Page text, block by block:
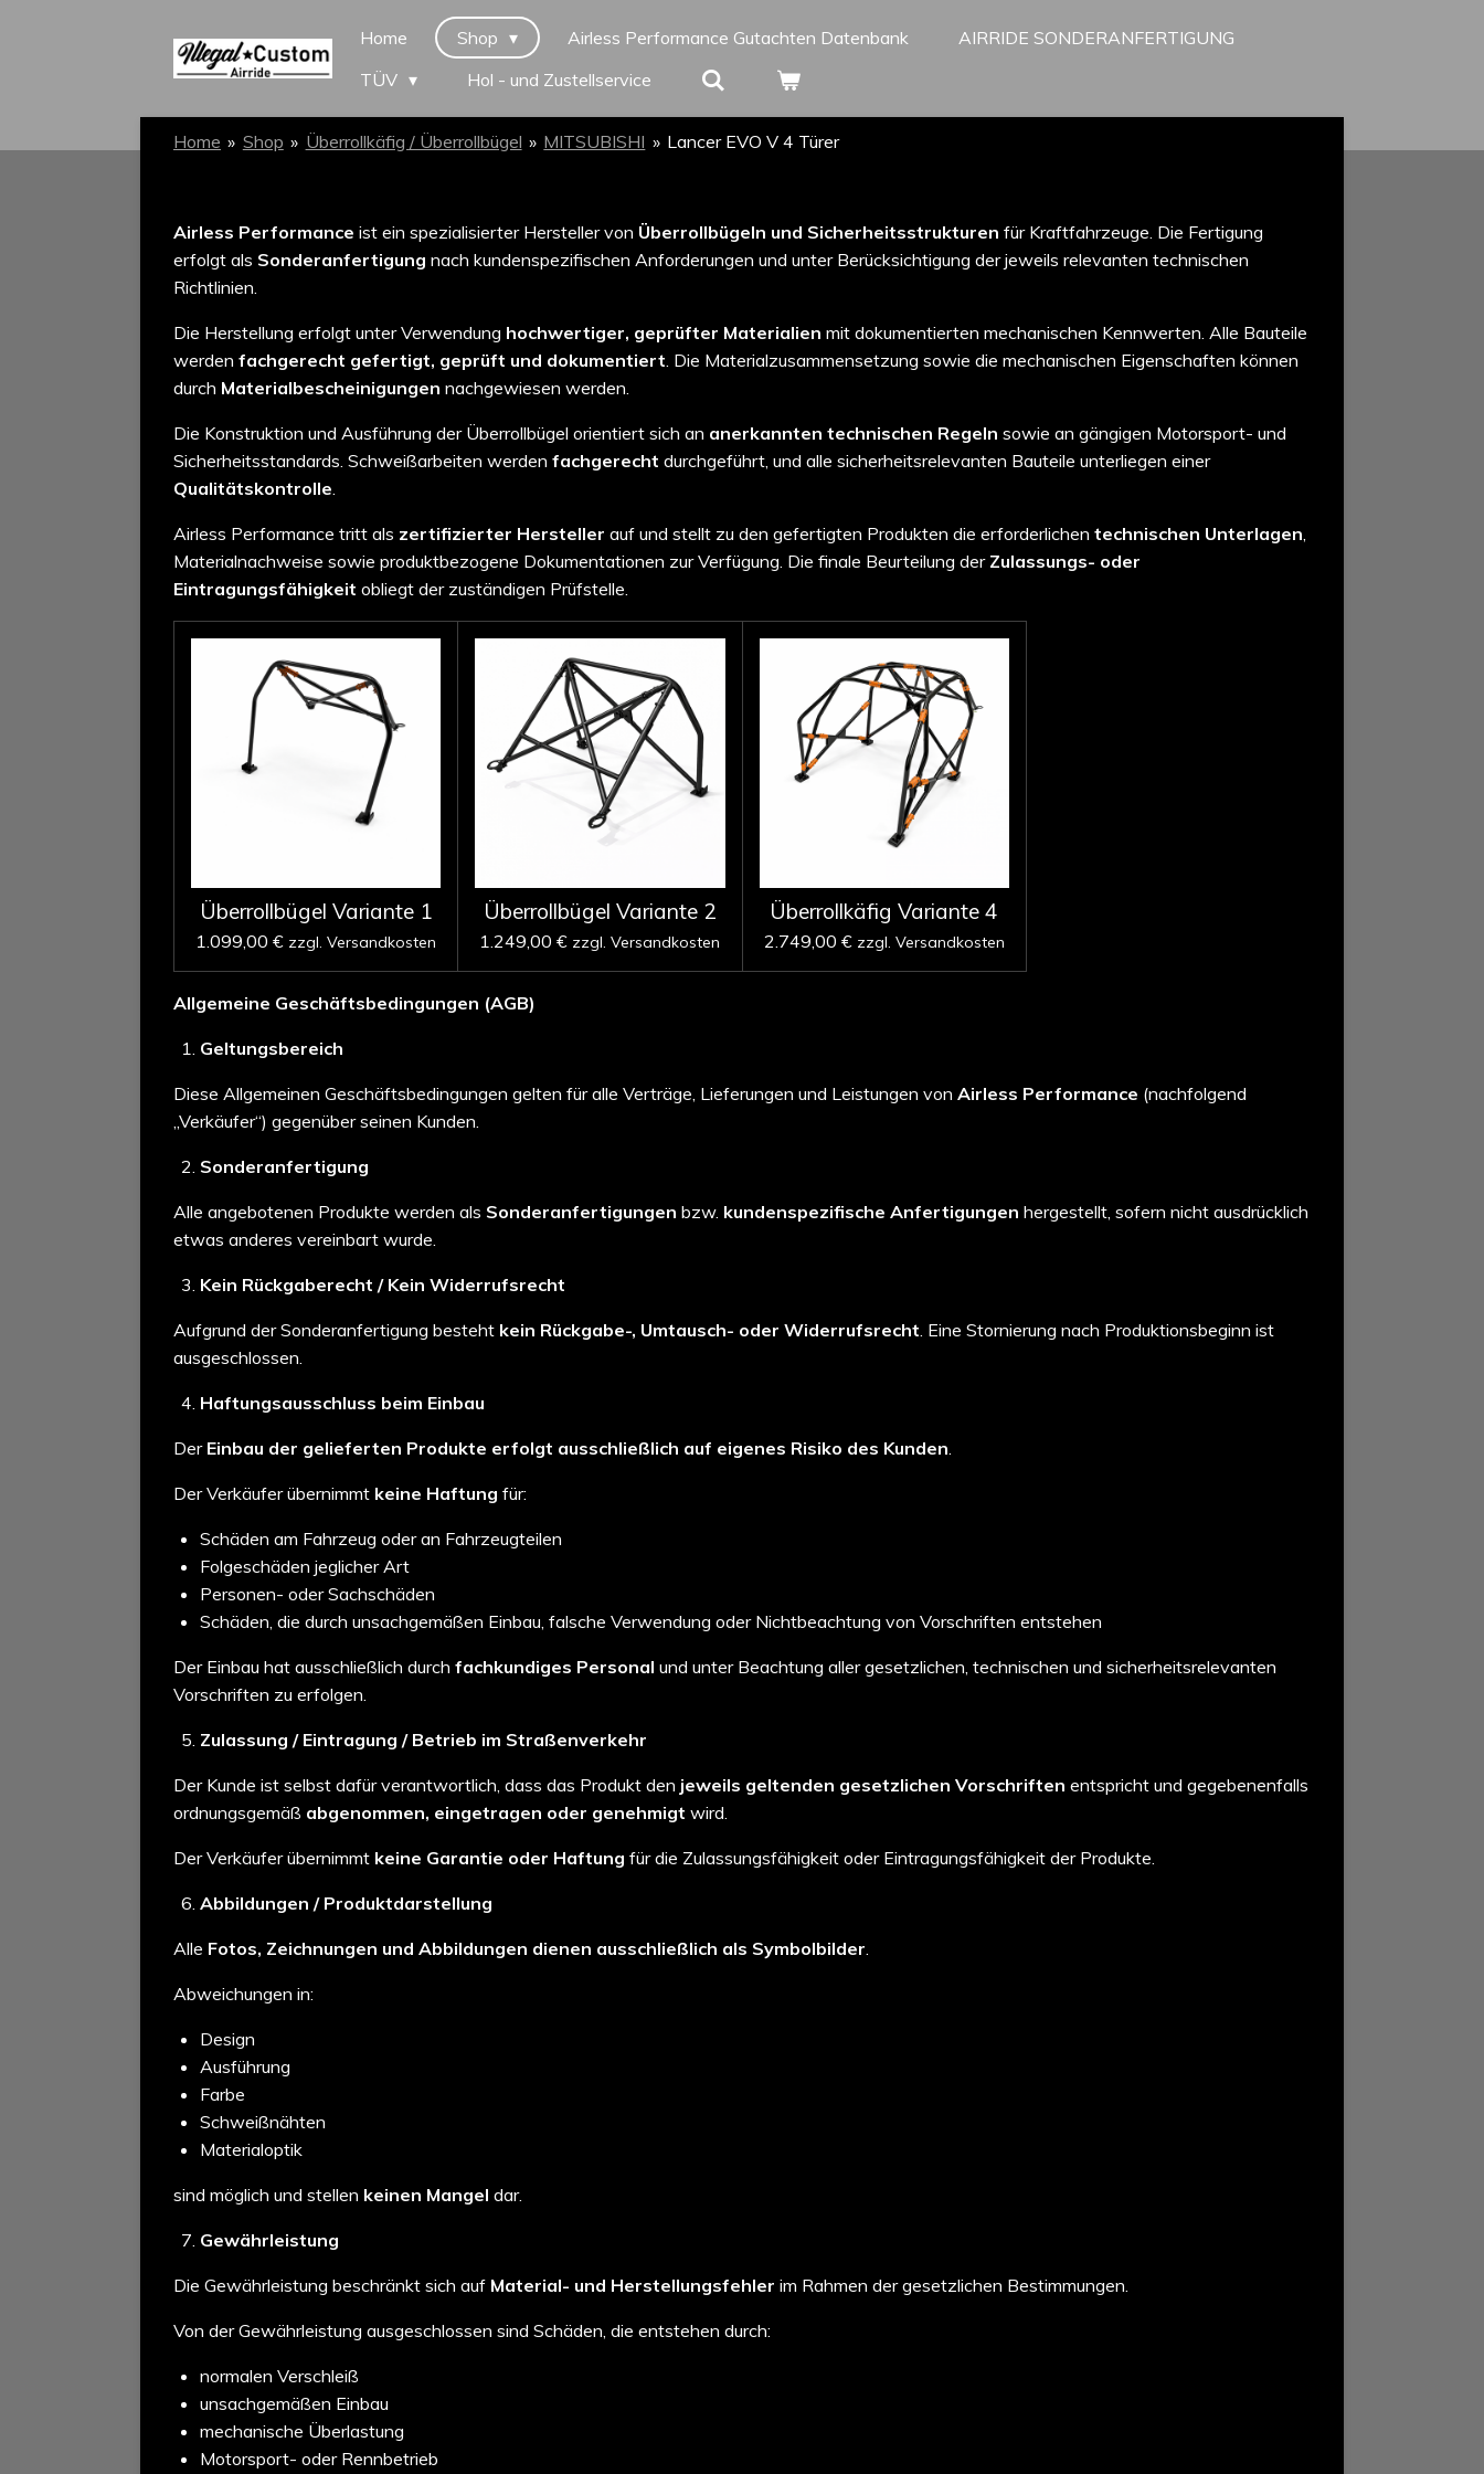
Home Shop Airless Performance Gutachten Datenbank
AIRRIDE SONDERANFERTIGUNG
TÜV
Hol - und Zustellservice
Home » Shop » Überrollkäfig / Überrollbügel » MITSUBISHI » Lancer EVO V 4 Türer
Airless Performance ist ein spezialisierter Hersteller von Überrollbügeln und Sicherheitsstrukturen für Kraftfahrzeuge. Die Fertigung
erfolgt als Sonderanfertigung nach kundenspezifischen Anforderungen und unter Berücksichtigung der jeweils relevanten technischen
Richtlinien.
Die Herstellung erfolgt unter Verwendung hochwertiger, geprüfter Materialien mit dokumentierten mechanischen Kennwerten. Alle Bauteile
werden fachgerecht gefertigt, geprüft und dokumentiert. Die Materialzusammensetzung sowie die mechanischen Eigenschaften können
durch Materialbescheinigungen nachgewiesen werden.
Die Konstruktion und Ausführung der Überrollbügel orientiert sich an anerkannten technischen Regeln sowie an gängigen Motorsport- und
Sicherheitsstandards. Schweißarbeiten werden fachgerecht durchgeführt, und alle sicherheitsrelevanten Bauteile unterliegen einer
Qualitätskontrolle.
Airless Performance tritt als zertifizierter Hersteller auf und stellt zu den gefertigten Produkten die erforderlichen technischen Unterlagen,
Materialnachweise sowie produktbezogene Dokumentationen zur Verfügung. Die finale Beurteilung der Zulassungs- oder
Eintragungsfähigkeit obliegt der zuständigen Prüfstelle.
Überrollbügel Variante 1
1.099,00 € zzgl. Versandkosten
Überrollbügel Variante 2
1.249,00 € zzgl. Versandkosten
Überrollkäfig Variante 4
2.749,00 € zzgl. Versandkosten
Allgemeine Geschäftsbedingungen (AGB)
Geltungsbereich
Diese Allgemeinen Geschäftsbedingungen gelten für alle Verträge, Lieferungen und Leistungen von Airless Performance (nachfolgend
„Verkäufer“) gegenüber seinen Kunden.
Sonderanfertigung
Alle angebotenen Produkte werden als Sonderanfertigungen bzw. kundenspezifische Anfertigungen hergestellt, sofern nicht ausdrücklich
etwas anderes vereinbart wurde.
Kein Rückgaberecht / Kein Widerrufsrecht
Aufgrund der Sonderanfertigung besteht kein Rückgabe-, Umtausch- oder Widerrufsrecht. Eine Stornierung nach Produktionsbeginn ist
ausgeschlossen.
Haftungsausschluss beim Einbau
Der Einbau der gelieferten Produkte erfolgt ausschließlich auf eigenes Risiko des Kunden.
Der Verkäufer übernimmt keine Haftung für:
Schäden am Fahrzeug oder an Fahrzeugteilen
Folgeschäden jeglicher Art
Personen- oder Sachschäden
Schäden, die durch unsachgemäßen Einbau, falsche Verwendung oder Nichtbeachtung von Vorschriften entstehen
Der Einbau hat ausschließlich durch fachkundiges Personal und unter Beachtung aller gesetzlichen, technischen und sicherheitsrelevanten
Vorschriften zu erfolgen.
Zulassung / Eintragung / Betrieb im Straßenverkehr
Der Kunde ist selbst dafür verantwortlich, dass das Produkt den jeweils geltenden gesetzlichen Vorschriften entspricht und gegebenenfalls
ordnungsgemäß abgenommen, eingetragen oder genehmigt wird.
Der Verkäufer übernimmt keine Garantie oder Haftung für die Zulassungsfähigkeit oder Eintragungsfähigkeit der Produkte.
Abbildungen / Produktdarstellung
Alle Fotos, Zeichnungen und Abbildungen dienen ausschließlich als Symbolbilder.
Abweichungen in:
Design
Ausführung
Farbe
Schweißnähten
Materialoptik
sind möglich und stellen keinen Mangel dar.
Gewährleistung
Die Gewährleistung beschränkt sich auf Material- und Herstellungsfehler im Rahmen der gesetzlichen Bestimmungen.
Von der Gewährleistung ausgeschlossen sind Schäden, die entstehen durch:
normalen Verschleiß
unsachgemäßen Einbau
mechanische Überlastung
Motorsport- oder Rennbetrieb